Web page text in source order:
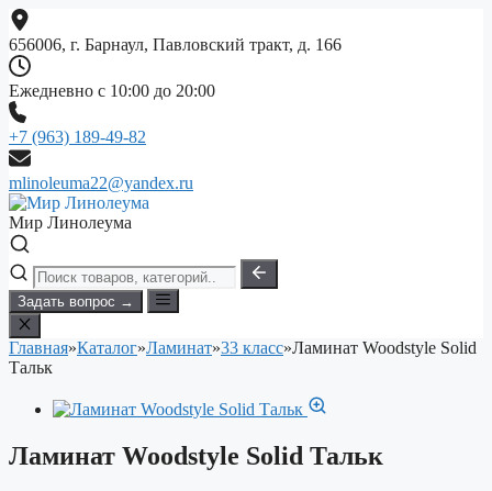
Перейти
к
содержимому
656006, г. Барнаул, Павловский тракт, д. 166
Ежедневно с 10:00 до 20:00
+7 (963) 189-49-82
mlinoleuma22@yandex.ru
Мир Линолеума
Задать вопрос →
Главная»Каталог»Ламинат»33 класс»Ламинат Woodstyle Solid
Тальк
Ламинат Woodstyle Solid Тальк